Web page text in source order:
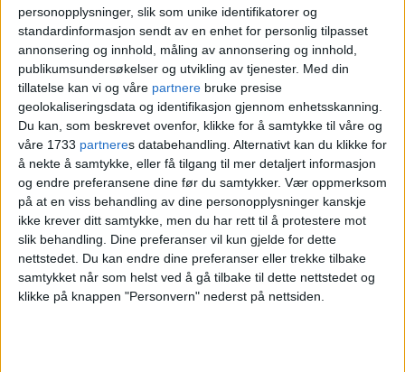
personopplysninger, slik som unike identifikatorer og
standardinformasjon sendt av en enhet for personlig tilpasset
annonsering og innhold, måling av annonsering og innhold,
publikumsundersøkelser og utvikling av tjenester. Med din
tillatelse kan vi og våre partnere bruke presise
geolokaliseringsdata og identifikasjon gjennom enhetsskanning.
Du kan, som beskrevet ovenfor, klikke for å samtykke til våre og
våre 1733 partneres databehandling. Alternativt kan du klikke for
å nekte å samtykke, eller få tilgang til mer detaljert informasjon
og endre preferansene dine før du samtykker. Vær oppmerksom
på at en viss behandling av dine personopplysninger kanskje
ikke krever ditt samtykke, men du har rett til å protestere mot
slik behandling. Dine preferanser vil kun gjelde for dette
nettstedet. Du kan endre dine preferanser eller trekke tilbake
samtykket når som helst ved å gå tilbake til dette nettstedet og
klikke på knappen "Personvern" nederst på nettsiden.
bydel Grünerløkka gjennom byfornyelsen i
liten grad ivaretar de som har et botilbud
eller bruker området, sier han til VårtOslo.
— Et område for de
ressurssterke
Lunde frykter området er i ferd med å bli
en "lekeplass" for de ressurssterke.
— Prindsen er i ferd med å bli et område for